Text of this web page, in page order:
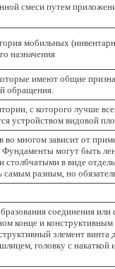
смеси путем
мобильных
назначения
имеют общие
обращения.
с которого лучше
устройством видовой
многом зависит от
Фундаменты могут быть
столбчатыми в виде
разным, но
соединения
конце и
элемент винта
головку с